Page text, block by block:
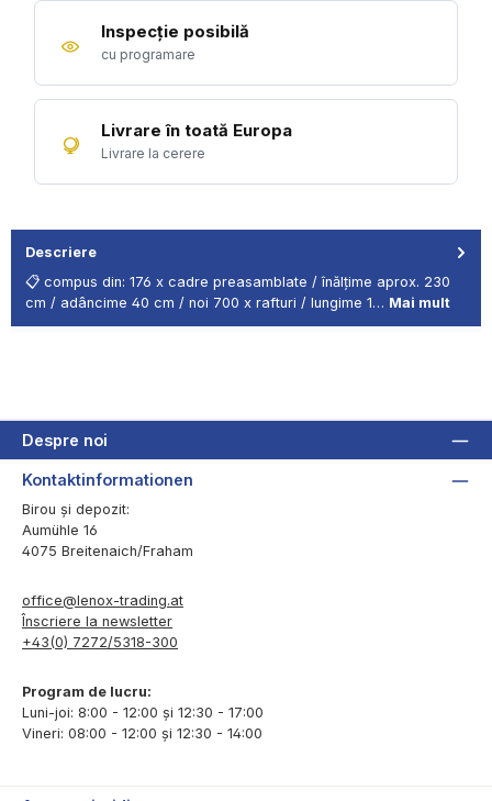
Inspecție posibilă
cu programare
Livrare în toată Europa
Livrare la cerere
Descriere
📋 compus din: 176 x cadre preasamblate / înălțime aprox. 230
cm / adâncime 40 cm / noi 700 x rafturi / lungime 1… Mai mult
Despre noi
Kontaktinformationen
Birou și depozit:
Aumühle 16
4075 Breitenaich/Fraham
office@lenox-trading.at
Înscriere la newsletter
+43(0) 7272/5318-300
Program de lucru:
Luni-joi: 8:00 - 12:00 și 12:30 - 17:00
Vineri: 08:00 - 12:00 și 12:30 - 14:00